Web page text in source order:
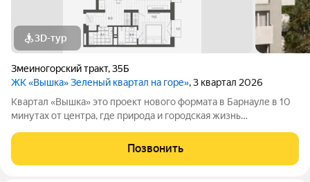
3D-тур
Змеиногорский тракт,35Б
ЖК «Вышка» Зеленый квартал на горе», 3 квартал 2026
Квартал «Вышка» это проект нового формата в Барнауле в 10
минутах от центра, где природа и городская жизнь
интеграция в существующий природный ландшафт с
максимальным сохранением зелени и пешеходных
Позвонить